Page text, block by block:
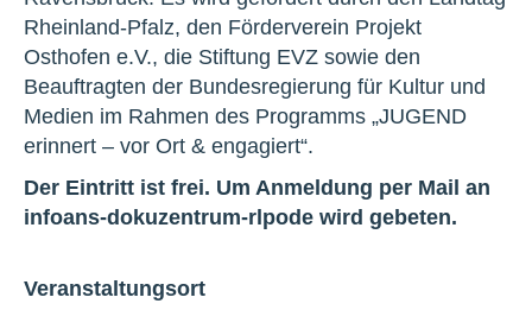
Rheinland-Pfalz, den Förderverein Projekt
Osthofen e.V., die Stiftung EVZ sowie den
Beauftragten der Bundesregierung für Kultur und
Medien im Rahmen des Programms „JUGEND
erinnert – vor Ort & engagiert“.
Der Eintritt ist frei. Um Anmeldung per Mail an
infoans-dokuzentrum-rlpode wird gebeten.
Veranstaltungsort